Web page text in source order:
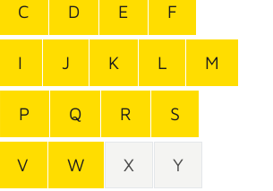
C D E F
I J K L M
P Q R S
V W X Y